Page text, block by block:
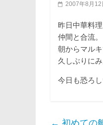
2007年8月12
昨日中華料
仲間と合流。
朝からマル
久しぶりに
今日も恐ろ